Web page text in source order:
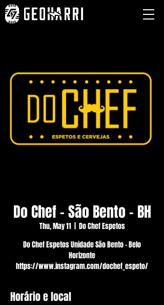
Do Chef - São Bento - BH
Thu, May 11
  |
Do Chef Espetos
Do Chef Espetos Unidade São Bento - Belo
Horizonte
https://www.instagram.com/dochef_espeto/
Horário e local